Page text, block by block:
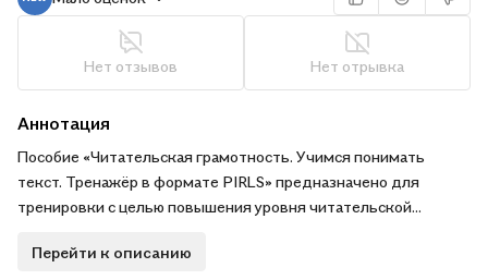
Нет отзывов Нет отрывка
Аннотация
Пособие «Читательская грамотность. Учимся понимать
текст. Тренажёр в формате PIRLS» предназначено для
тренировки с целью повышения уровня читательской
по учебному предмету «Литературное чтение» в 4 классе
Перейти к описанию